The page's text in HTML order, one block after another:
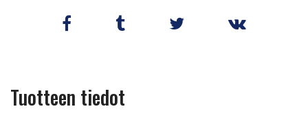
Tuotteen tiedot